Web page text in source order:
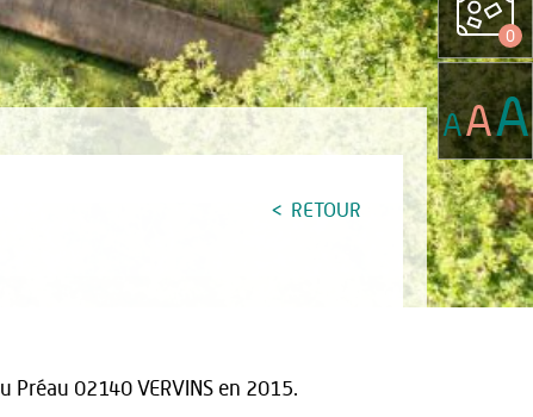
RETOUR
02140 VERVINS en 2015.
0
AAA